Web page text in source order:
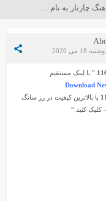
دانلود آهنگ چارتار به نام دریا کجاست
18 می 2020
” با لینک مستقیم
Download
با بالاترین کیفیت در رز سانگ
کنید “